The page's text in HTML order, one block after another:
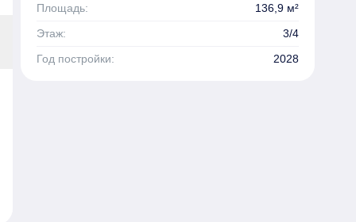
Площадь:
136,9 м²
Этаж:
3/4
Год постройки:
2028